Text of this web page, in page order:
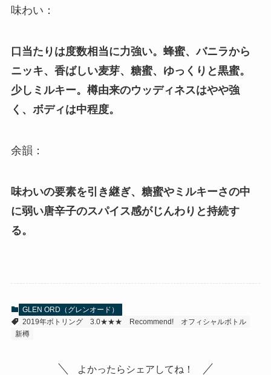
味わい：
口当たりは度数相当に力強い。蜂蜜、バニラから
ニッキ、香ばしい麦芽、糖蜜、ゆっくりと黒蜜。
少しミルキー。樽由来のウッディネスはやや強
く、ボディは中程度。
余韻：
味わいの要素を引き継ぎ、糖蜜やミルキーさの中
に弱い唐辛子のスパイス感がじんわりと持続す
る。
GLEN ORD（グレンオード）
2019年ボトリング
3.0★★★ Recommend!
オフィシャルボトル
新樽
よかったらシェアしてね！